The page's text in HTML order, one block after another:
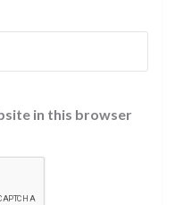
in this browser